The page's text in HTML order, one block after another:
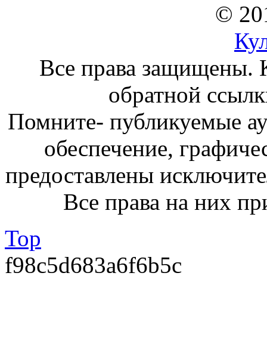
©
Все права защищены.
обратной
Помните- публикуемые
обеспечение,
предоставлены
Все права на них
Top
f98c5d683a6f6b5c